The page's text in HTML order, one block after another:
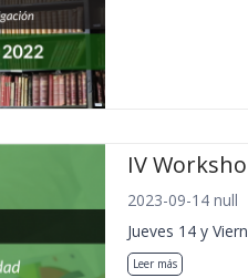
IV
2023-09-14 null
Jueves 14 y
Leer más